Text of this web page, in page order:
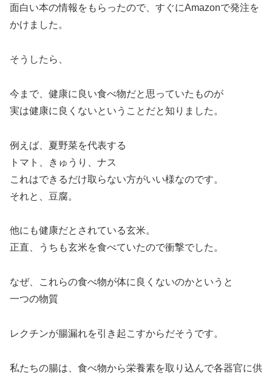
面白い本の情報をもらったので、すぐにAmazonで発注を
かけました。
そうしたら、
今まで、健康に良い食べ物だと思っていたものが
実は健康に良くないということだと知りました。
例えば、夏野菜を代表する
トマト、きゅうり、ナス
これはできるだけ取らない方がいい様なのです。
それと、豆腐。
他にも健康だとされている玄米。
正直、うちも玄米を食べていたので衝撃でした。
なぜ、これらの食べ物が体に良くないのかというと
一つの物質
レクチンが腸漏れを引き起こすからだそうです。
私たちの腸は、食べ物から栄養素を取り込んで各器官に供